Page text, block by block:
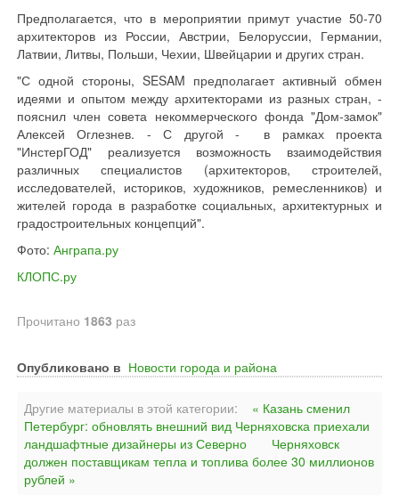
Предполагается, что в мероприятии примут участие 50-70
архитекторов из России, Австрии, Белоруссии, Германии,
Латвии, Литвы, Польши, Чехии, Швейцарии и других стран.
"С одной стороны, SESAM предполагает активный обмен
идеями и опытом между архитекторами из разных стран, -
пояснил член совета некоммерческого фонда "Дом-замок"
Алексей Оглезнев. - С другой - в рамках проекта
"ИнстерГОД" реализуется возможность взаимодействия
различных специалистов (архитекторов, строителей,
исследователей, историков, художников, ремесленников) и
жителей города в разработке социальных, архитектурных и
градостроительных концепций".
Фото: Анграпа.ру
КЛОПС.ру
Прочитано 1863 раз
Опубликовано в Новости города и района
Другие материалы в этой категории:
« Казань сменил
Петербург: обновлять внешний вид Черняховска приехали
ландшафтные дизайнеры из Северно
Черняховск
должен поставщикам тепла и топлива более 30 миллионов
рублей »